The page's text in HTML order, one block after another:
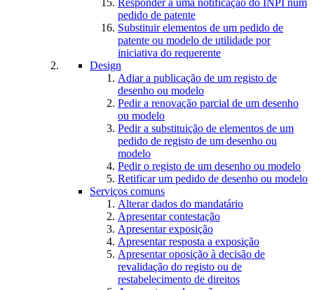
Responder a uma notificação do INPI num
pedido de patente
Substituir elementos de um pedido de
patente ou modelo de utilidade por
iniciativa do requerente
Design
Adiar a publicação de um registo de
desenho ou modelo
Pedir a renovação parcial de um desenho
ou modelo
Pedir a substituição de elementos de um
pedido de registo de um desenho ou
modelo
Pedir o registo de um desenho ou modelo
Retificar um pedido de desenho ou modelo
Serviços comuns
Alterar dados do mandatário
Apresentar contestação
Apresentar exposição
Apresentar resposta a exposição
Apresentar oposição à decisão de
revalidação do registo ou de
restabelecimento de direitos